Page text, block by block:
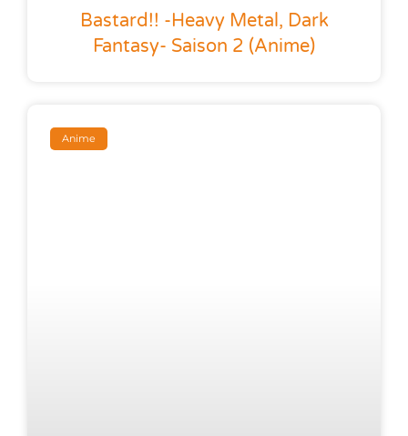
Bastard!! -Heavy Metal, Dark
Fantasy- Saison 2 (anime)
Anime